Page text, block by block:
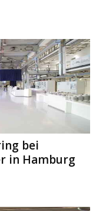
bei
in Hamburg